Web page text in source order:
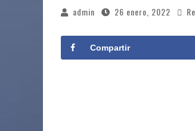
admin 26 enero, 2022
Compartir